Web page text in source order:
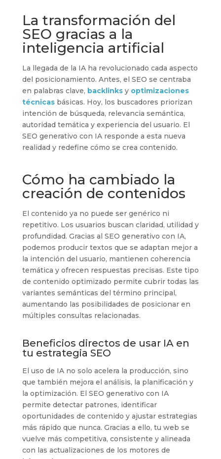
La transformación del
SEO gracias a la
inteligencia artificial
La llegada de la IA ha revolucionado cada aspecto
del posicionamiento. Antes, el SEO se centraba
en palabras clave, backlinksy optimizaciones
técnicasbásicas. Hoy, los buscadores priorizan
intención de búsqueda, relevancia semántica,
autoridad temática y experiencia del usuario. El
SEO generativo con IA responde a esta nueva
realidad y redefine cómo se crea contenido.
Cómo ha cambiado la
creación de contenidos
El contenido ya no puede ser genérico ni
repetitivo. Los usuarios buscan claridad, utilidad y
profundidad. Gracias al SEO generativo con IA,
podemos producir textos que se adaptan mejor a
la intención del usuario, mantienen coherencia
temática y ofrecen respuestas precisas. Este tipo
de contenido optimizado permite cubrir todas las
variantes semánticas del término principal,
aumentando las posibilidades de posicionar en
múltiples consultas relacionadas.
Beneficios directos de usar IA en
tu estrategia SEO
El uso de IA no solo acelera la producción, sino
que también mejora el análisis, la planificación y
la optimización. El SEO generativo con IA
permite detectar patrones, identificar
oportunidades de contenido y ajustar estrategias
más rápido que nunca. Gracias a ello, tu web se
vuelve más competitiva, consistente y alineada
con las actualizaciones de los motores de